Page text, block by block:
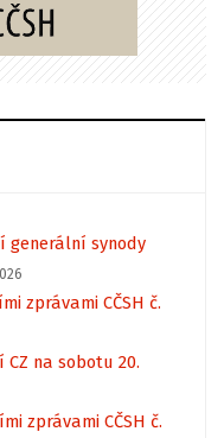
generální synody
zprávami CČSH č.
CZ na sobotu 20.
zprávami CČSH č.